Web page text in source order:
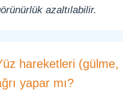
azaltılabilir.
hareketleri (gülme,
yapar mı?